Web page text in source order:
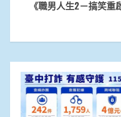
《職男人生2－搞笑